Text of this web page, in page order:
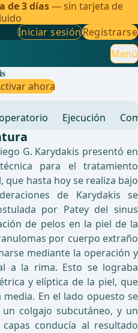
de 3 días— sin tarjeta de
Iniciar sesiónRegistrarse
Menú
ahora
Ejecución
G. Karydakis presentó en
para el tratamiento
hasta hoy se realiza bajo
de Karydakis se
por Patey del sinus
de pelos en la piel de la
por cuerpo extraño
mediante la operación y
a la rima. Esto se lograba
y elíptica de la piel, que
En el lado opuesto se
colgajo subcutáneo, y un
conducía al resultado